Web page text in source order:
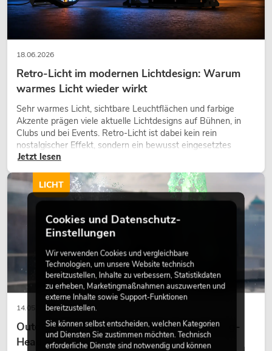
18.06.2026
Retro-Licht im modernen Lichtdesign: Warum
warmes Licht wieder wirkt
Sehr warmes Licht, sichtbare Leuchtflächen und farbige
Akzente prägen viele aktuelle Lichtdesigns auf Bühnen, in
Clubs und bei Events. Retro-Licht ist dabei kein rein
nostalgischer Effekt, sondern ein bewusst eingesetztes
Gestaltungsmittel: Es schafft Atmosphäre, gibt Szenen
wirken lassen.
Jetzt lesen
14.05.2026
Outdoor Moving-Heads: Wetterfeste Moving-
Heads bei Events
LICHT
Cookies und Datenschutz-
Einstellungen
Wir verwenden Cookies und vergleichbare
Technologien, um unsere Website technisch
bereitzustellen, Inhalte zu verbessern, Statistikdaten
zu erheben, Marketingmaßnahmen auszuwerten und
externe Inhalte sowie Support-Funktionen
bereitzustellen.
Sie können selbst entscheiden, welchen Kategorien
und Diensten Sie zustimmen möchten. Technisch
erforderliche Dienste sind notwendig und können